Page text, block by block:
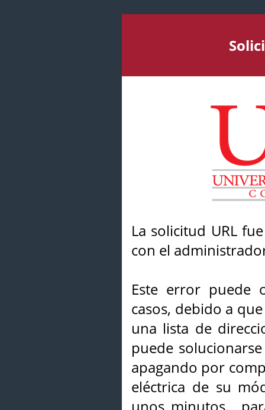
La solicitud URL
con el
Este error puede
casos, debido a
una lista de
puede
apagando por
eléctrica de su
unos minutos,